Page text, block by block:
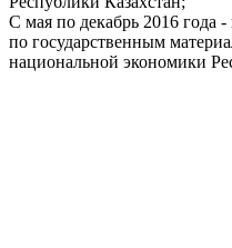
С мая по декабрь 2016 года -
по государственным
национальной экономики